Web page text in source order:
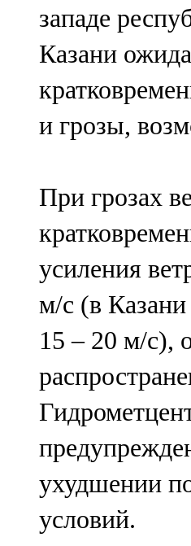
107,8 FM
Теләче
106,1 FM
Түбән Кама
Чирмешән
107,7 FM
Чистай
103,0 FM
Чүпрәле
91,0 FM
Шәмәрдән
102,3 FM
Яңа чишмә
107,0 FM
западе
Казани
и грозы,
При грозах
усиления
м/с (в Казани
15 – 20 м/с),
ухудшении
условий.